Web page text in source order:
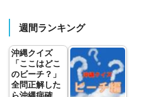
週間ランキング
沖縄クイズ
「ここはどこ
のビーチ？」
全問正解した